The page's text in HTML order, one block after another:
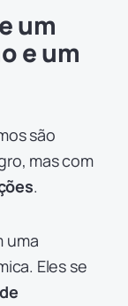
um
e um
são
mas com
.
uma
Eles se